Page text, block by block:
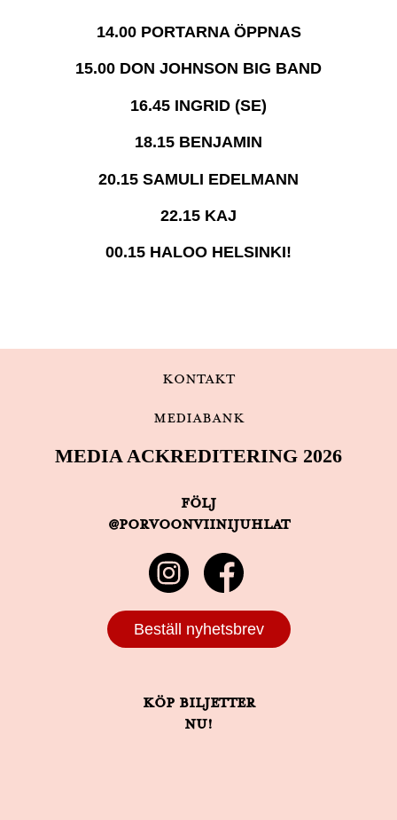
14.00 PORTARNA ÖPPNAS
15.00 DON JOHNSON BIG BAND
16.45 INGRID (SE)
18.15 BENJAMIN
20.15 SAMULI EDELMANN
22.15 KAJ
00.15 HALOO HELSINKI!
Kontakt
Mediabank
MEDIA ACKREDITERING 2026
Följ
@porvoonviinijuhlat
Beställ nyhetsbrev
Köp biljetter
nu!